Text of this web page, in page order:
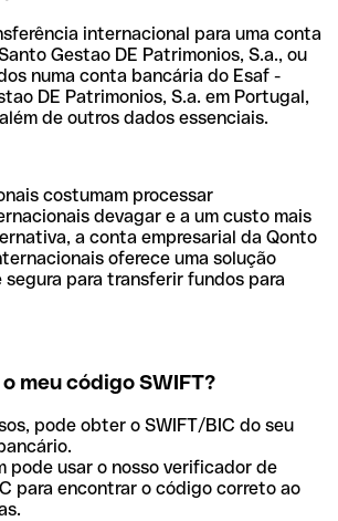
internacional para uma conta
Gestao DE Patrimonios, S.a., ou
numa conta bancária do Esaf -
DE Patrimonios, S.a. em Portugal,
de outros dados essenciais.
costumam processar
devagar e a um custo mais
a conta empresarial da Qonto
oferece uma solução
segura para transferir fundos para
meu código SWIFT?
pode obter o SWIFT/BIC do seu
pode usar o nosso verificador de
para encontrar o código correto ao